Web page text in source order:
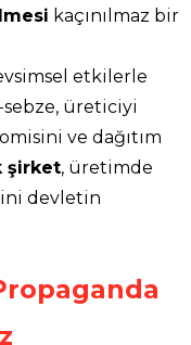
kaçınılmaz bir
etkilerle
üreticiyi
ve dağıtım
şirket, üretimde
devletin